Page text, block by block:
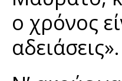
ο χρόνος
αδειάσεις».